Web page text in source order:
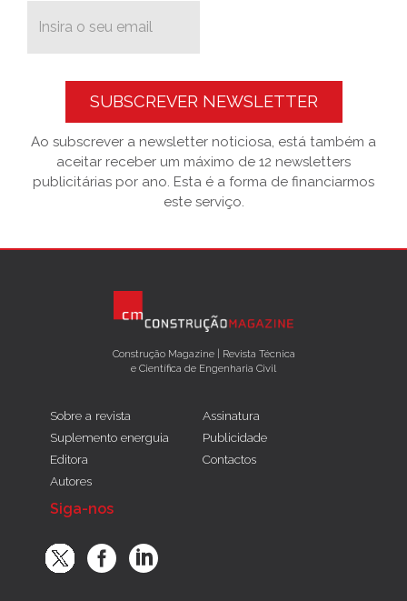
SUBSCREVER NEWSLETTER
Ao subscrever a newsletter noticiosa, está também a
aceitar receber um máximo de 12 newsletters
publicitárias por ano. Esta é a forma de financiarmos
este serviço.
Construção Magazine | Revista Técnica
e Científica de Engenharia Civil
Sobre a revista
Suplemento energuia
Editora
Autores
Assinatura
Publicidade
Contactos
Siga-nos